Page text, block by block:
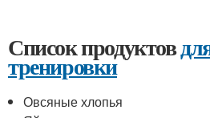
Список продуктов
тренировки
Овсяные хлопья